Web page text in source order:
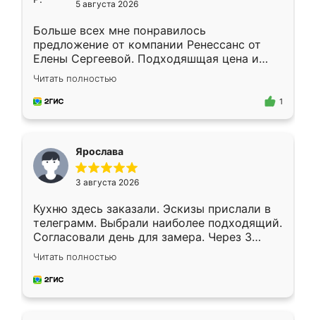
5 августа 2026
Больше всех мне понравилось
предложение от компании Ренессанс от
Елены Сергеевой. Подходяшщая цена и
короткие сроки изготовления. Приехавший
для замера сотрудник Владислав
предложил по моему эскизу самый
Читать полностью
1
Ярослава
3 августа 2026
Кухню здесь заказали. Эскизы прислали в
телеграмм. Выбрали наиболее подходящий.
Согласовали день для замера. Через 3
недели кухня была уже готова. Остались
довольны работой. Спасибо Ренессанс
мебель за качественную работу!
Читать полностью